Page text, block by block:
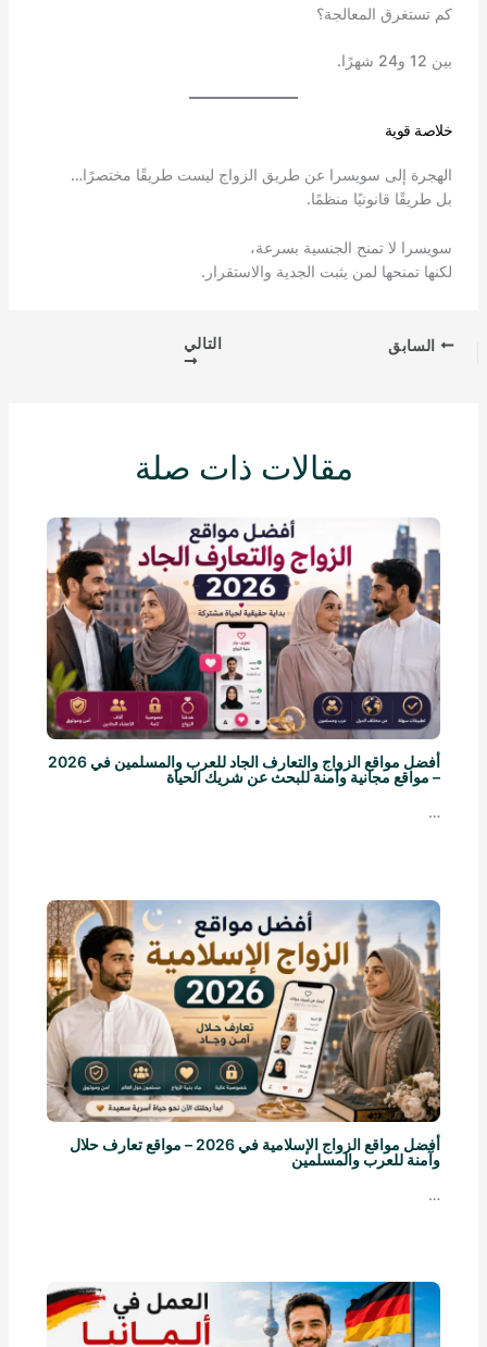
كم تستغرق المعالجة؟
بين 12 و24 شهرًا.
خلاصة قوية
الهجرة إلى سويسرا عن طريق الزواج ليست طريقًا مختصرًا…
بل طريقًا قانونيًا منظمًا.
سويسرا لا تمنح الجنسية بسرعة،
لكنها تمنحها لمن يثبت الجدية والاستقرار.
السابق التالي
مقالات ذات صلة
أفضل مواقع الزواج والتعارف الجاد للعرب والمسلمين في 2026
– مواقع مجانية وآمنة للبحث عن شريك الحياة
…
أفضل مواقع الزواج الإسلامية في 2026 – مواقع تعارف حلال
وآمنة للعرب والمسلمين
…